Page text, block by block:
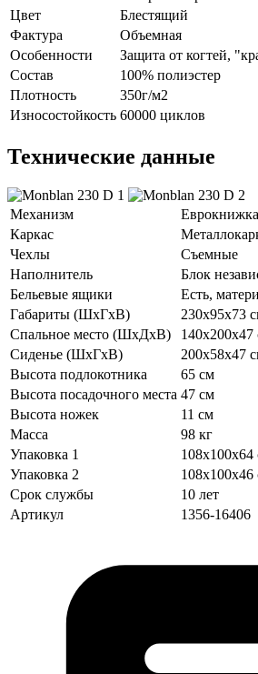
Цвет
Блестящий
Фактура
Объемная
Особенности
Защита от когтей,
Состав
100% полиэстер
Плотность
350г/м2
Износостойкость 60000 циклов
Технические данные
Механизм
Еврокнижка
Каркас
Чехлы
Съемные
Наполнитель
Блок
Бельевые ящики
Есть,
Габариты (ШхГхВ)
230х95х73
Спальное место (ШхДхВ)
140х200х47
Сиденье (ШхГхВ)
200х58х47
Высота подлокотника
65 см
Высота посадочного места 47 см
Высота ножек
11 см
Масса
98 кг
Упаковка 1
108х100х64
Упаковка 2
108х100х46
Срок службы
10 лет
Артикул
1356-16406